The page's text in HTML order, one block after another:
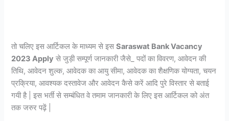
तो चलिए इस आर्टिकल के माध्यम से इसSaraswat Bank Vacancy
2023 Apply से जुड़ी सम्पूर्ण जानकारी जैसे_ पदों का विवरण, आवेदन की
तिथि, आवेदन शुल्क, आवेदक का आयु सीमा, आवेदक का शैक्षणिक योग्यता, चयन
प्रक्रिया, आवश्यक दस्तावेज और आवेदन कैसे करें आदि पुरे विस्तार से बताई
गयी है | इस भर्ती से सम्बंधित वे तमाम जानकारी के लिए इस आर्टिकल को अंत
तक जरुर पढ़ें |